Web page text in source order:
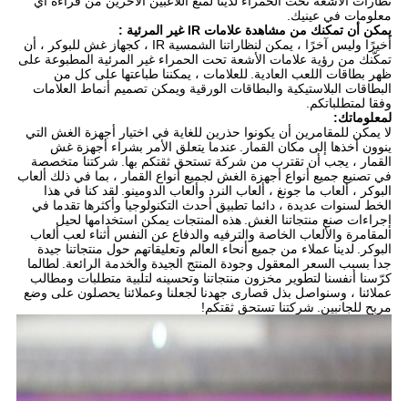
معلومات في عينيك.
يمكن أن تمكنك من مشاهدة علامات IR غير المرئية
:
أخيرًا وليس آخرًا ، يمكن لنظاراتنا الشمسية IR ، كجهاز غش للبوكر ، أن
تمكّنك من رؤية علامات الأشعة تحت الحمراء غير المرئية المطبوعة على
ظهر بطاقات اللعب العادية. للعلامات ، يمكننا طباعتها على كل من
البطاقات البلاستيكية والبطاقات الورقية ويمكن تصميم أنماط العلامات
وفقا لمتطلباتكم.
لمعلوماتك:
لا يمكن للمقامرين أن يكونوا حذرين للغاية في اختيار أجهزة الغش التي
ينوون أخذها إلى مكان القمار. عندما يتعلق الأمر بشراء أجهزة غش
القمار ، يجب أن تقترب من شركة تستحق ثقتكم بها. شركتنا متخصصة
في تصنيع جميع أنواع أجهزة الغش لجميع أنواع القمار ، بما في ذلك ألعاب
البوكر ، ألعاب ما جونغ ، ألعاب النرد وألعاب الدومينو. لقد كنا في هذا
الخط لسنوات عديدة ، دائما تطبيق أحدث التكنولوجيا وأكثرها تقدما في
إجراءات صنع منتجاتنا الغش. هذه المنتجات يمكن استخدامها لحيل
المقامرة والألعاب الخاصة والترفيه والدفاع عن النفس أثناء لعب ألعاب
البوكر. لدينا عملاء من جميع أنحاء العالم وتعليقاتهم حول منتجاتنا جيدة
جدا بسبب السعر المعقول وجودة المنتج الجيدة والخدمة الرائعة. لطالما
كرّسنا أنفسنا لتطوير مخزون منتجاتنا وتحسينه لتلبية متطلبات ومطالب
عملائنا ، وسنواصل بذل قصارى جهدنا لجعلنا وعملائنا يحصلون على وضع
مربح للجانبين. شركتنا تستحق ثقتكم!